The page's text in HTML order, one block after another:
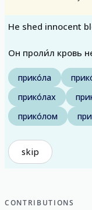
He shed innocent
Он проли́л кровь
прико́ла
прико́лах
прико́лом
skip
CONTRIBUTIONS